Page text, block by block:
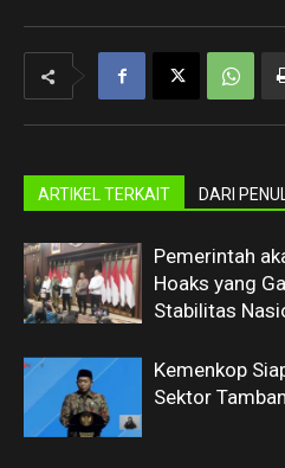
ARTIKEL TERKAIT DARI
Pemerintah
Hoaks yang
Stabilitas
Kemenkop
Sektor